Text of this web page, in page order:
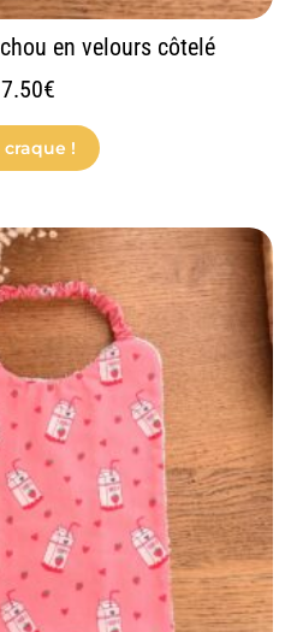
en velours côtelé
7.50€
craque !
Ce
produit
a
plusieurs
variations.
Les
options
peuvent
être
choisies
sur
page
du